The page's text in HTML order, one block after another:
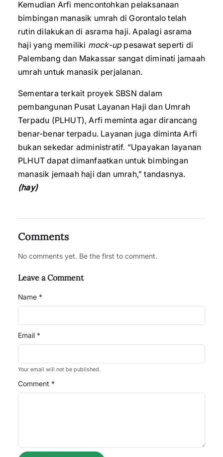
Kemudian Arfi mencontohkan pelaksanaan
bimbingan manasik umrah di Gorontalo telah
rutin dilakukan di asrama haji. Apalagi asrama
haji yang memiliki mock-uppesawat seperti di
Palembang dan Makassar sangat diminati jamaah
umrah untuk manasik perjalanan.
Sementara terkait proyek SBSN dalam
pembangunan Pusat Layanan Haji dan Umrah
Terpadu (PLHUT), Arfi meminta agar dirancang
benar-benar terpadu. Layanan juga diminta Arfi
bukan sekedar administratif. “Upayakan layanan
PLHUT dapat dimanfaatkan untuk bimbingan
manasik jemaah haji dan umrah,” tandasnya.
(hay)
Comments
No comments yet. Be the first to comment.
Leave a Comment
Name *
Email *
Your email will not be published.
Comment *